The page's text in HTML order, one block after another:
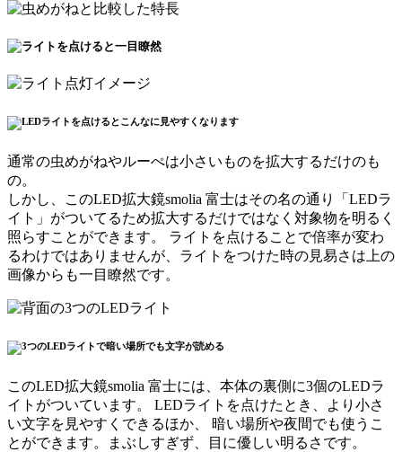
通常の虫めがねやルーぺは小さいものを拡大するだけのも
の。
しかし、このLED拡大鏡smolia 富士はその名の通り「LEDラ
イト」がついてるため拡大するだけではなく対象物を明るく
照らすことができます。 ライトを点けることで倍率が変わ
るわけではありませんが、ライトをつけた時の見易さは上の
画像からも一目瞭然です。
このLED拡大鏡smolia 富士には、 本体の裏側に3個のLEDラ
イトがついています。 LEDライトを点けたとき、より小さ
い文字を見やすくできるほか、 暗い場所や夜間でも使うこ
とができます。まぶしすぎず、目に優しい明るさです。